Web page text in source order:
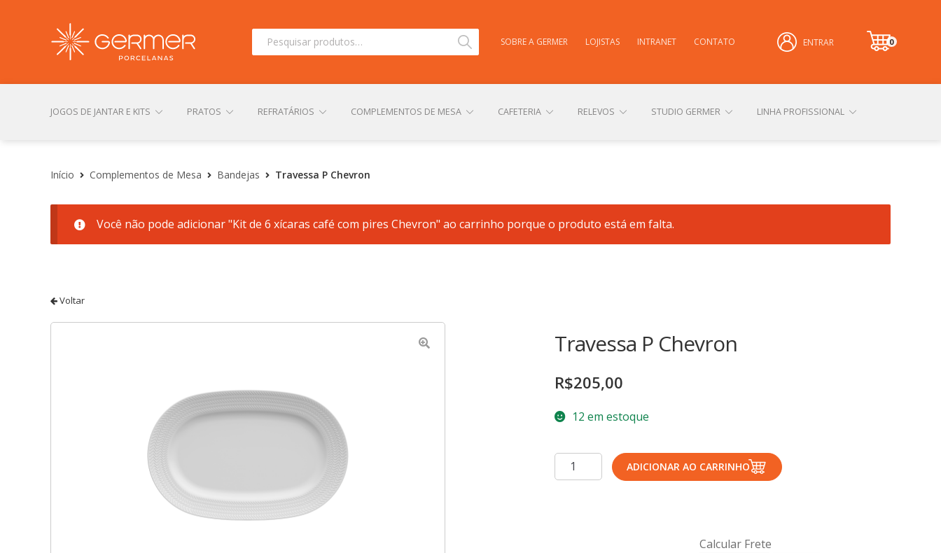
Pesquisar
Pesquisar SOBRE A GERMER LOJISTAS INTRANET CONTATO ENTRAR
0
it
JOGOS DE JANTAR E KITS PRATOS REFRATÁRIOS COMPLEMENTOS DE MESA CAFETERIA RELEVOS STUDIO GERMER LINHA PROFISSIONAL
CONTATO FINALIZAR COMPRA LOJA MINHA CONTA PERSONALIZAÇÃO DE PRODUTOS POLÍTICA DE PRIVACIDADE
Início Complementos de Mesa Bandejas Travessa P Chevron
Você não pode adicionar "Kit de 6 xícaras café com pires Chevron" ao carrinho porque o produto está em falta.
Voltar
Travessa P Chevron
R$205,00
12 em estoque
Travessa
P
ADICIONAR AO CARRINHO
Calcular Frete